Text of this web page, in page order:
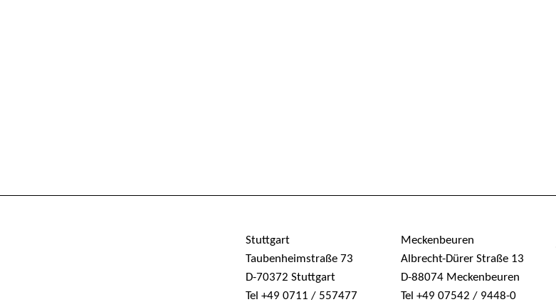
Stuttgart
Taubenheimstraße 73
D-70372 Stuttgart
Tel +49 0711 / 557477
Meckenbeuren
Albrecht-Dürer Straße 13
D-88074 Meckenbeuren
Tel +49 07542 / 9448-0